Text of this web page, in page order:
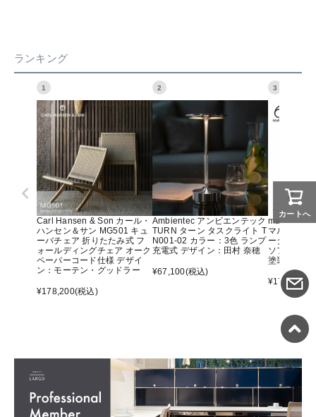
ランキング
1
Carl Hansen & Son カール・
ハンセン＆サン MG501 キュ
ーバチェア 折りたたみ式 フ
ォールディングチェア オーク
ペーパーコード仕様 デザイ
ン：モーテン・グッドラー
¥178,200(税込)
2
Ambientec アンビエンテック
TURN ターン タスクライト T
N001-02 カラー：3色 ランプ
充電式 デザイン：田村 奈穂
¥67,100(税込)
3
maruni マ
マルニ60
ーター ア
ソファ オ
塗装）
¥176,000 (
カートへ